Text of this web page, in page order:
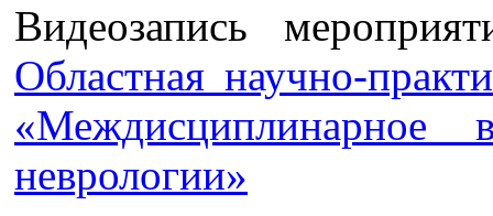
Видеозапись
Областная научно-
«Междисциплинарное
неврологии»